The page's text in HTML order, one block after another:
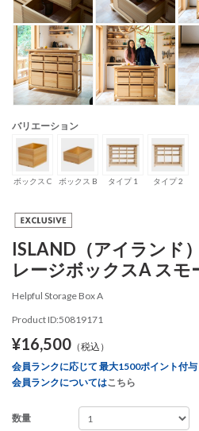
バリエーション
ボックス C ボックス B タイプ 1 タイプ 2
ISLAND（アイランド
レージボックスA スモ
Helpful Storage Box A
Product ID:50819171
¥16,500 （税込）
会員ランクに応じて 最大1500ポイント付与
会員ランクについてはこちら
数量